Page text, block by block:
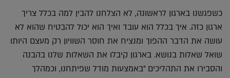
כשפגשנו בארגון לראשונה, לא הצלחנו להבין למה בכלל צריך
ארגון כזה. איך בכלל הוא עובד ואיך הוא יכול להבטיח שהוא לא
עושה את הדבר ההפוך ומנציח את חוסר השוויון רק מעצם היותו
שואל שאלות בנושא. בארגון קיבלו את השאלות שלנו בהבנה
והסבירו את התהליכים "באמצעות מודל שפיתחנו, וכמהלך